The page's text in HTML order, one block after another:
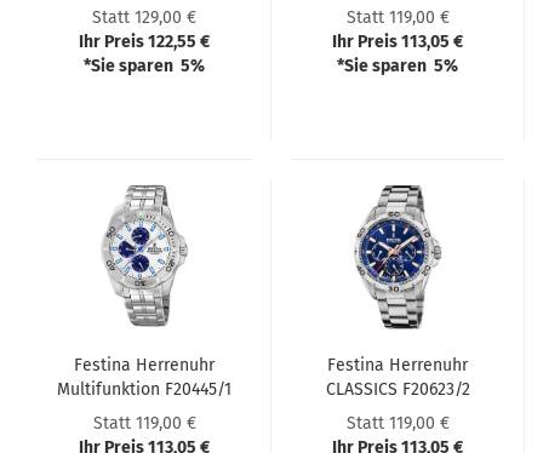
Statt 129,00 €
Ihr Preis 122,55 €
*Sie sparen 5%
Statt 119,00 €
Ihr Preis 113,05 €
*Sie sparen 5%
Festi­na Her­ren­uhr
Mul­ti­funk­ti­on F20445/1
Statt 119,00 €
Ihr Preis 113,05 €
Festi­na Her­ren­uhr
CLAS­SICS F20623/2
Statt 119,00 €
Ihr Preis 113,05 €